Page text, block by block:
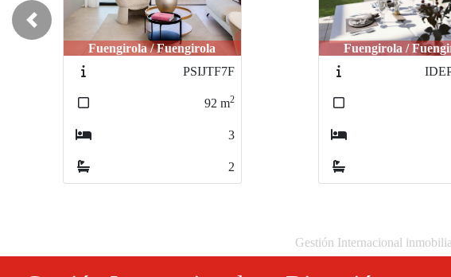
Fuengirola / Fuengirola
IDEPSOAD
101 m2
2
2
Fuengirola /
Previous
Gestión Internacional